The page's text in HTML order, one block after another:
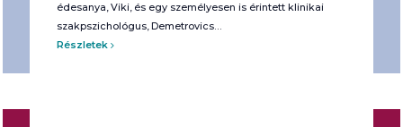
édesanya, Viki, és egy személyesen is érintett klinikai
szakpszichológus, Demetrovics…
Részletek